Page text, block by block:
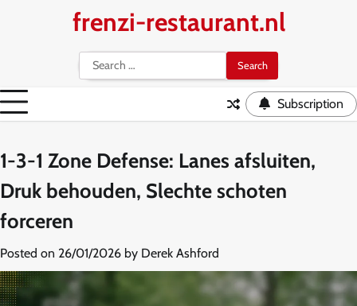
frenzi-restaurant.nl
Search
for:
Subscription
1-3-1 Zone Defense: Lanes afsluiten,
Druk behouden, Slechte schoten
forceren
Posted on 26/01/2026 by Derek Ashford